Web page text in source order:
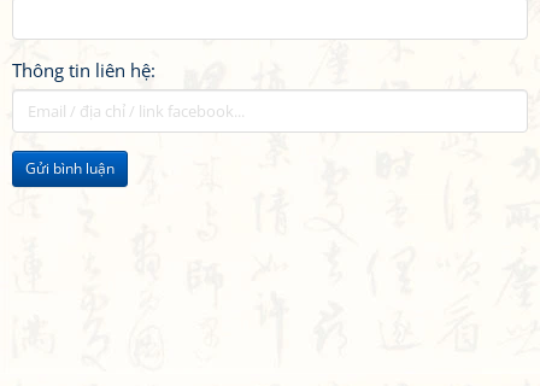
Thông tin liên hệ:
Gửi bình luận